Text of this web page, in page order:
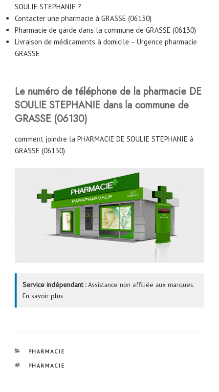
SOULIE STEPHANIE ?
Contacter une pharmacie à GRASSE (06130)
Pharmacie de garde dans la commune de GRASSE (06130)
Livraison de médicaments à domicile – Urgence pharmacie
GRASSE
Le numéro de téléphone de la pharmacie DE
SOULIE STEPHANIE dans la commune de
GRASSE (06130)
comment joindre la PHARMACIE DE SOULIE STEPHANIE à
GRASSE (06130)
Service indépendant :Assistance non affiliée aux marques.
En savoir plus
CATÉGORIES
PHARMACIE
ÉTIQUETTES
PHARMACIE